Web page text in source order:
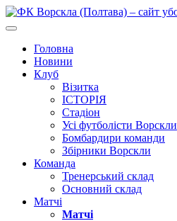
Головна
Новини
Клуб
Візитка
ІСТОРІЯ
Стадіон
Усі футболісти Ворскли
Бомбардири команди
Збірники Ворскли
Команда
Тренерський склад
Основний склад
Матчі
Матчі